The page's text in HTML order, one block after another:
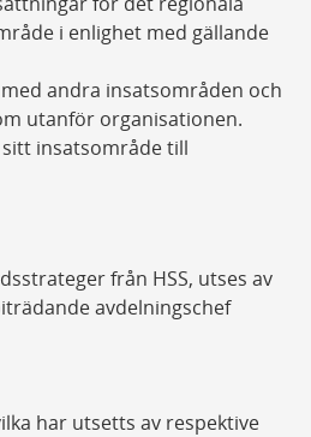
i enlighet med gällande
andra insatsområden och
utanför organisationen.
insatsområde till
från HSS, utses av
avdelningschef
har utsetts av respektive